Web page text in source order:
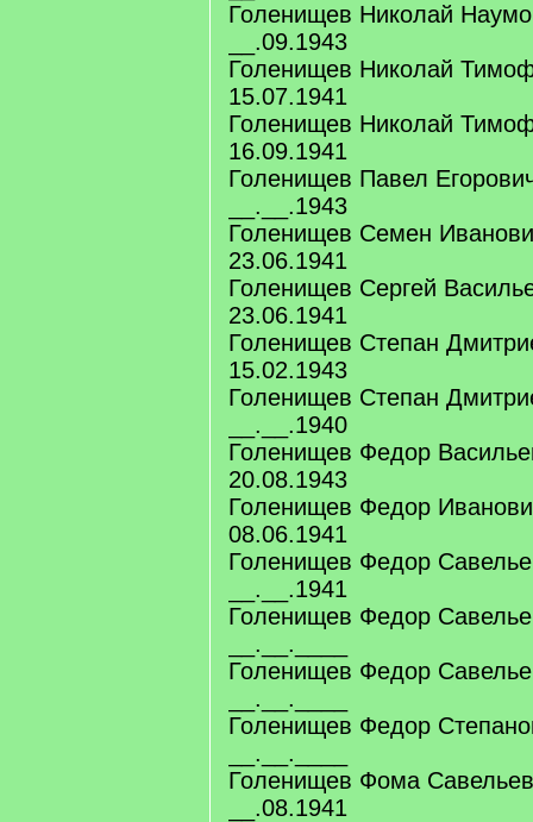
Голенищев Николай
__.09.1943
Голенищев Николай
15.07.1941
Голенищев Николай
16.09.1941
Голенищев Павел
__.__.1943
Голенищев Семен
23.06.1941
Голенищев Сергей
23.06.1941
Голенищев Степан
15.02.1943
Голенищев Степан
__.__.1940
Голенищев Федор
20.08.1943
Голенищев Федор
08.06.1941
Голенищев Федор
__.__.1941
Голенищев Федор
__.__.____
Голенищев Федор
__.__.____
Голенищев Федор
__.__.____
Голенищев Фома
__.08.1941